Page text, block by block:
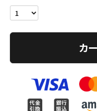
ようこそ ゲスト 様
meeting_room ログイン person
カ